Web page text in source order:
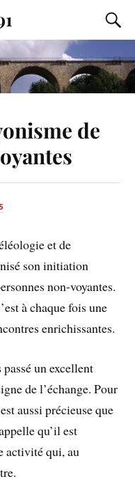
de
et de
son initiation
non-voyantes.
à chaque fois une
enrichissantes.
un excellent
de l’échange. Pour
aussi précieuse que
qu’il est
activité qui, au